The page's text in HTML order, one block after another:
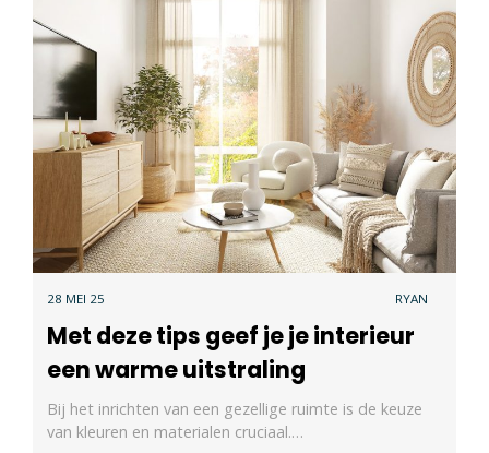
28 MEI 25 RYAN
Met deze tips geef je je interieur
een warme uitstraling
Bij het inrichten van een gezellige ruimte is de keuze
van kleuren en materialen cruciaal.…